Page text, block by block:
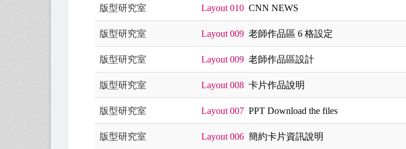
版型研究室 Layout 010 CNN NEWS
版型研究室 Layout 009 老師作品區 6 格設定
版型研究室 Layout 009 老師作品區設計
版型研究室 Layout 008 卡片作品說明
版型研究室 Layout 007 PPT Download the files
版型研究室 Layout 006 簡約卡片資訊說明